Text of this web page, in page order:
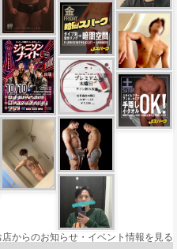
店からのお知らせ・イベント情報を見る